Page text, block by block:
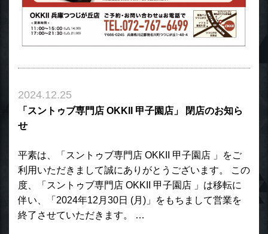
2024.12.25
「スントゥブ専門店 OKKII 甲子園店」 閉店のお知ら
せ
平素は、「スントゥブ専門店 OKKII 甲子園店 」をご
利用いただきまして誠にありがとうございます。 この
度、「スントゥブ専門店 OKKII 甲子園店 」は移転に
伴い、「2024年12月30日 (月)」をもちまして営業を
終了させていただきます。 …